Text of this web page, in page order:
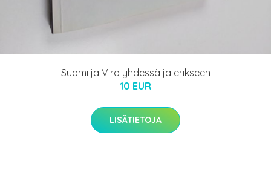
Suomi ja Viro yhdessä ja erikseen
10 EUR
LISÄTIETOJA